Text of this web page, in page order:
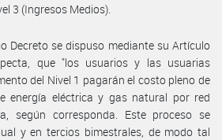
3 (Ingresos Medios).
Decreto se dispuso mediante su Artículo
que "los usuarios y las usuarias
del Nivel 1 pagarán el costo pleno de
energía eléctrica y gas natural por red
según corresponda. Este proceso se
y en tercios bimestrales, de modo tal